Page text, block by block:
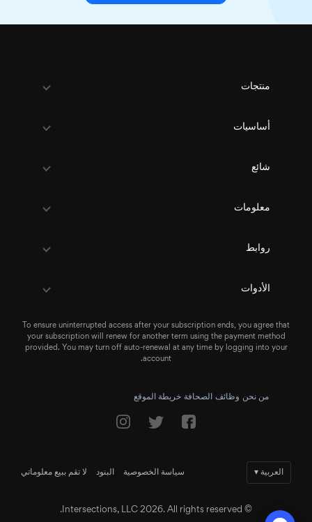
منتجات
أساسيات
شائع
معلومات
روابط
الأدوات
To ensure uninterrupted access after your subscription ends, you agree that
your subscription will renew for another term using the payment method
provided. You may turn off auto-renewal at any time by logging into your
account.
من نحن وظائف الصحافة خريطة الموقع
سياسة الخصوصية البنود لا تقم ببيع معلوماتي العربية ▾
© Intersections, LLC 2026. All rights reserved.